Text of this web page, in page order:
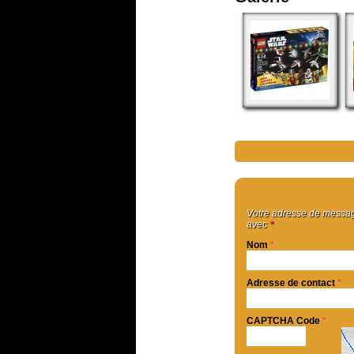
Votre adresse de
avec*
Nom *
Adresse de contact *
CAPTCHA Code *